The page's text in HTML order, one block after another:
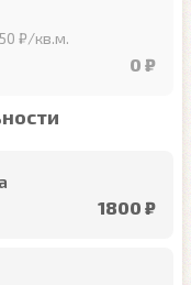
₽/кв.м.
0 ₽
1800 ₽